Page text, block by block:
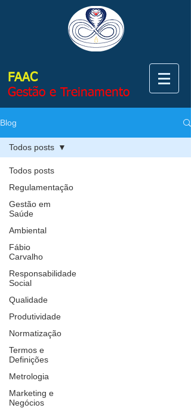
FAAC
Gestão e Treinamento
Blog
Todos posts
Regulamentação
Gestão em
Saúde
Ambiental
Fábio
Carvalho
Responsabilidade
Social
Qualidade
Produtividade
Normatização
Termos e
Definições
Metrologia
Marketing e
Negócios
Todos posts